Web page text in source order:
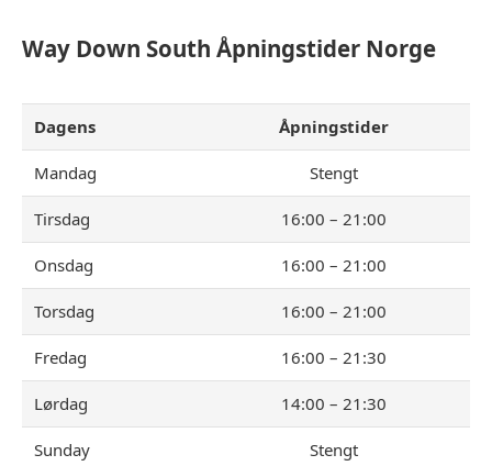
Way Down South Åpningstider Norge
Dagens Åpningstider
Mandag Stengt
Tirsdag 16:00 – 21:00
Onsdag 16:00 – 21:00
Torsdag 16:00 – 21:00
Fredag 16:00 – 21:30
Lørdag 14:00 – 21:30
Sunday Stengt